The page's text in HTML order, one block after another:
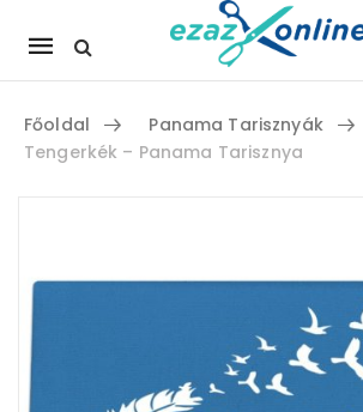
Mobile
navigation
Főoldal Panama Tarisznyák
Tengerkék – Panama Tarisznya